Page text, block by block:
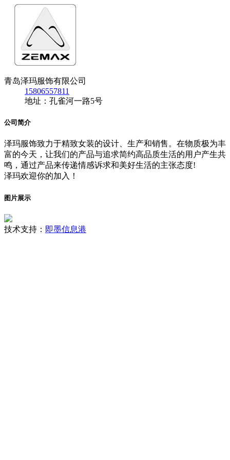
青岛泽玛服饰有限公司
15806557811
地址：孔雀河一路5号
公司简介
泽玛服饰致力于精致女装的设计、生产和销售。在物质极为丰
富的今天，让我们的产品与追求简约高品质生活的用户产生共
鸣，通过产品来传递情感诉求和美好生活的主张态度!
泽玛欢迎你的加入！
图片展示
技术支持： 即墨信息港